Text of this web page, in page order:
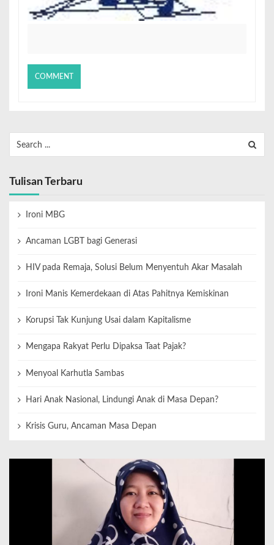
Tulisan Terbaru
Ironi MBG
Ancaman LGBT bagi Generasi
HIV pada Remaja, Solusi Belum Menyentuh Akar Masalah
Ironi Manis Kemerdekaan di Atas Pahitnya Kemiskinan
Korupsi Tak Kunjung Usai dalam Kapitalisme
Mengapa Rakyat Perlu Dipaksa Taat Pajak?
Menyoal Karhutla Sambas
Hari Anak Nasional, Lindungi Anak di Masa Depan?
Krisis Guru, Ancaman Masa Depan